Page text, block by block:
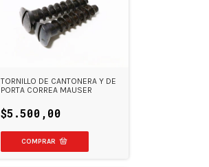
TORNILLO DE CANTONERA Y DE
PORTA CORREA MAUSER
$5.500,00